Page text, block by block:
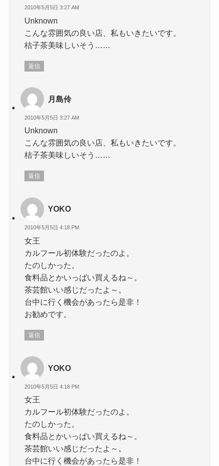
2010年5月5日 3:27 AM
Unknown
こんな雰囲気の良い店、私もいきたいです。
桔子茶美味しいそう……
返信
月島伶
2010年5月5日 3:27 AM
Unknown
こんな雰囲気の良い店、私もいきたいです。
桔子茶美味しいそう……
返信
YOKO
2010年5月5日 4:18 PM
女王
カルフール初体験だったのよ。
たのしかった。
食料品とかいっぱい買えるね～。
茶芸館いい感じだったよ～。
台中に行く機会があったら是非！
お勧めです。
返信
YOKO
2010年5月5日 4:18 PM
女王
カルフール初体験だったのよ。
たのしかった。
食料品とかいっぱい買えるね～。
茶芸館いい感じだったよ～。
台中に行く機会があったら是非！